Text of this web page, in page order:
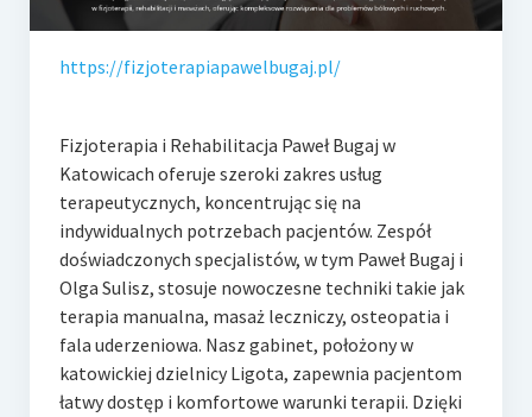
https://fizjoterapiapawelbugaj.pl/
Fizjoterapia i Rehabilitacja Paweł Bugaj w
Katowicach oferuje szeroki zakres usług
terapeutycznych, koncentrując się na
indywidualnych potrzebach pacjentów. Zespół
doświadczonych specjalistów, w tym Paweł Bugaj i
Olga Sulisz, stosuje nowoczesne techniki takie jak
terapia manualna, masaż leczniczy, osteopatia i
fala uderzeniowa. Nasz gabinet, położony w
katowickiej dzielnicy Ligota, zapewnia pacjentom
łatwy dostęp i komfortowe warunki terapii. Dzięki